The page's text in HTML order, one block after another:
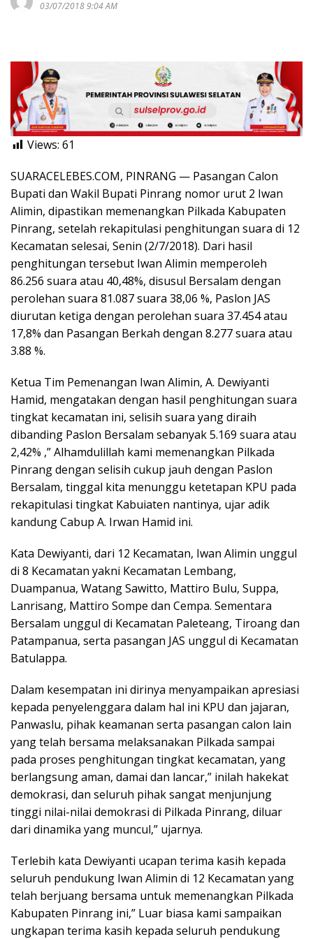
03/07/2018 9:04 AM
Views: 61
SUARACELEBES.COM, PINRANG — Pasangan Calon
Bupati dan Wakil Bupati Pinrang nomor urut 2 Iwan
Alimin, dipastikan memenangkan Pilkada Kabupaten
Pinrang, setelah rekapitulasi penghitungan suara di 12
Kecamatan selesai, Senin (2/7/2018). Dari hasil
penghitungan tersebut Iwan Alimin memperoleh
86.256 suara atau 40,48%, disusul Bersalam dengan
perolehan suara 81.087 suara 38,06 %, Paslon JAS
diurutan ketiga dengan perolehan suara 37.454 atau
17,8% dan Pasangan Berkah dengan 8.277 suara atau
3.88 %.
Ketua Tim Pemenangan Iwan Alimin, A. Dewiyanti
Hamid, mengatakan dengan hasil penghitungan suara
tingkat kecamatan ini, selisih suara yang diraih
dibanding Paslon Bersalam sebanyak 5.169 suara atau
2,42% ,” Alhamdulillah kami memenangkan Pilkada
Pinrang dengan selisih cukup jauh dengan Paslon
Bersalam, tinggal kita menunggu ketetapan KPU pada
rekapitulasi tingkat Kabuiaten nantinya, ujar adik
kandung Cabup A. Irwan Hamid ini.
Kata Dewiyanti, dari 12 Kecamatan, Iwan Alimin unggul
di 8 Kecamatan yakni Kecamatan Lembang,
Duampanua, Watang Sawitto, Mattiro Bulu, Suppa,
Lanrisang, Mattiro Sompe dan Cempa. Sementara
Bersalam unggul di Kecamatan Paleteang, Tiroang dan
Patampanua, serta pasangan JAS unggul di Kecamatan
Batulappa.
Dalam kesempatan ini dirinya menyampaikan apresiasi
kepada penyelenggara dalam hal ini KPU dan jajaran,
Panwaslu, pihak keamanan serta pasangan calon lain
yang telah bersama melaksanakan Pilkada sampai
pada proses penghitungan tingkat kecamatan, yang
berlangsung aman, damai dan lancar,” inilah hakekat
demokrasi, dan seluruh pihak sangat menjunjung
tinggi nilai-nilai demokrasi di Pilkada Pinrang, diluar
dari dinamika yang muncul,” ujarnya.
Terlebih kata Dewiyanti ucapan terima kasih kepada
seluruh pendukung Iwan Alimin di 12 Kecamatan yang
telah berjuang bersama untuk memenangkan Pilkada
Kabupaten Pinrang ini,” Luar biasa kami sampaikan
ungkapan terima kasih kepada seluruh pendukung